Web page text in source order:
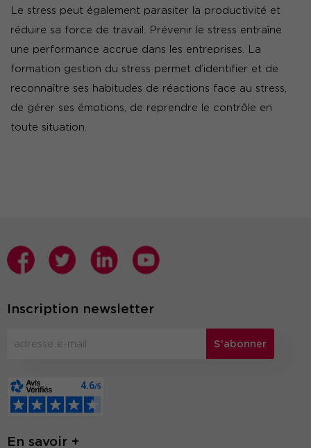
Le stress peut également parasiter la productivité et
réduire sa force de travail. Prévenir le stress entraîne
une performance accrue dans les entreprises. La
formation gestion du stress permet d’identifier et de
reconnaître ses habitudes de réactions face au stress,
de gérer ses émotions, de reprendre le contrôle en
toute situation.
Inscription newsletter
S'abonner
En savoir +